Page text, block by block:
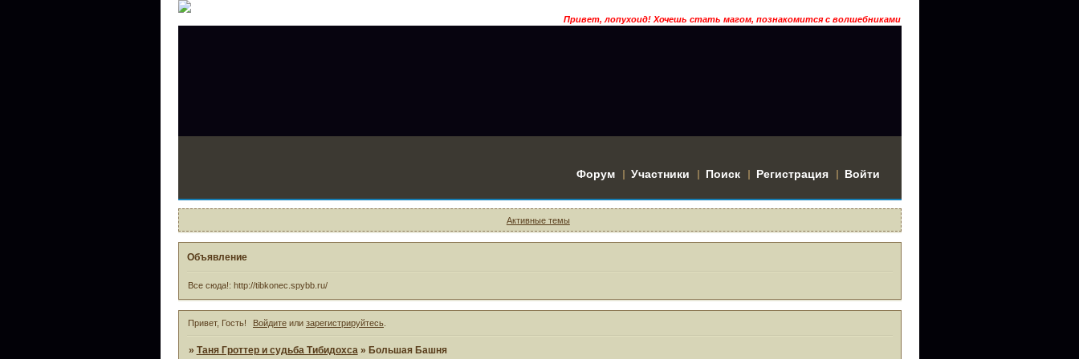
Привет, лопухоид! Хочешь стать магом, познакомится с волшебниками и быть втянутым в историю? Тогда
Форум Участники Поиск Регистрация Войти
Активные темы
Объявление
Все сюда!: http://tibkonec.spybb.ru/
Привет, Гость! Войдите или зарегистрируйтесь
» Таня Гроттер и судьба Тибидохса » Большая Башня